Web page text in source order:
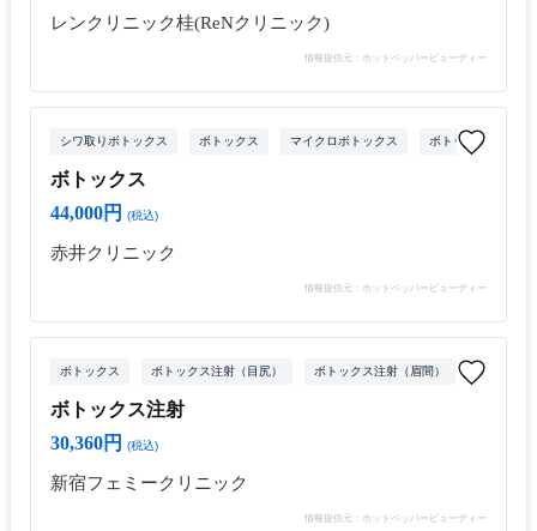
レンクリニック桂(ReNクリニック)
情報提供元：ホットペッパービューティー
シワ取りボトックス ボトックス マイクロボトックス ボトックス注射（
ボトックス
44,000円
(税込)
赤井クリニック
情報提供元：ホットペッパービューティー
ボトックス ボトックス注射（目尻） ボトックス注射（眉間） ボトック
ボトックス注射
30,360円
(税込)
新宿フェミークリニック
情報提供元：ホットペッパービューティー